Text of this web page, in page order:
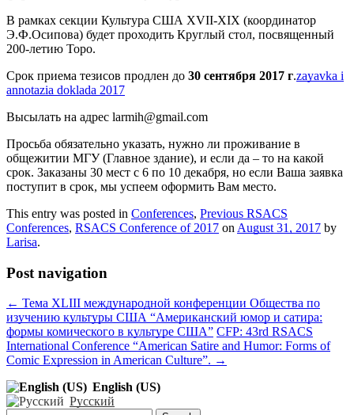
В рамках секции Культура США XVII-XIX (координатор
Э.Ф.Осипова) будет проходить Круглый стол, посвященный
200-летию Торо.
Срок приема тезисов продлен до 30 сентября 2017 г.zayavka i
annotazia doklada 2017
Высылать на адрес larmih@gmail.com
Просьба обязательно указать, нужно ли проживание в
общежитии МГУ (Главное здание), и если да – то на какой
срок. Заказаны 30 мест с 6 по 10 декабря, но если Ваша заявка
поступит в срок, мы успеем оформить Вам место.
This entry was posted in Conferences, Previous RSACS
Conferences, RSACS Conference of 2017 on August 31, 2017 by
Larisa.
Post navigation
← Тема XLIII международной конференции Общества по
изучению культуры США “Американский юмор и сатира:
формы комического в культуре США” CFP: 43rd RSACS
International Conference “American Satire and Humor: Forms of
Comic Expression in American Culture”. →
English (US)
Русский